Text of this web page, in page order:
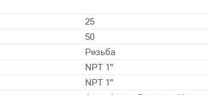
25
50
Резьба
NPT 1"
NPT 1"